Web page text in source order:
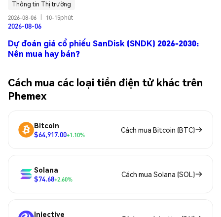
Thông tin Thị trường
2026-08-06
10-15phút
2026-08-06
Dự đoán giá cổ phiếu SanDisk (SNDK) 2026-2030:
Nên mua hay bán?
Cách mua các loại tiền điện tử khác trên
Phemex
Bitcoin
$64,917.00+1.10%
Cách mua Bitcoin (BTC)
Solana
$74.68+2.60%
Cách mua Solana (SOL)
Injective